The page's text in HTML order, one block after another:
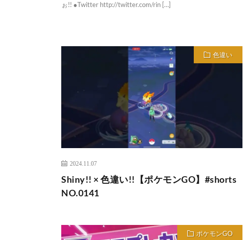
ぉ!! ●Twitter http://twitter.com/rin […]
色違い
2024.11.07
Shiny!! × 色違い!!【ポケモンGO】#shorts
NO.0141
ポケモンGO